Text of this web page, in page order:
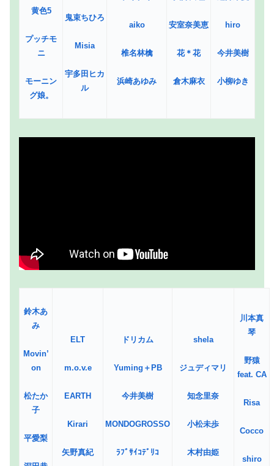
黄色5
プッチモ
ニ
モーニン
グ娘。
鬼束ちひろ
Misia
宇多田ヒカ
ル
aiko
椎名林檎
浜崎あゆみ
安室奈美恵
花＊花
倉木麻衣
hiro
今井美樹
小柳ゆき
鈴木あ
み
Movin’
on
松たか
子
平愛梨
ELT
m.o.v.e
EARTH
Kirari
矢野真紀
ドリカム
Yuming＋PB
今井美樹
MONDOGROSSO
ﾗﾌﾞｻｲｺﾃﾞﾘｺ
shela
ジュディマリ
知念里奈
小松未歩
木村由姫
川本真
琴
野猿
feat. CA
Risa
Cocco
shiro